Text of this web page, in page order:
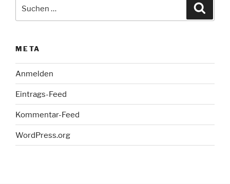
META
Anmelden
Eintrags-Feed
Kommentar-Feed
WordPress.org